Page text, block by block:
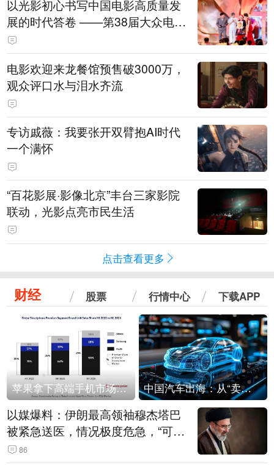
以光影初心书写中国电影高质量发
展的时代答卷 ——第38届大众电影
百花奖系列活动开幕晚会综述
电影欢迎来龙餐馆预售破3000万，
观众评口水与泪水齐流
专访戚薇：我要张开双臂抱AI时代
一个满怀
“百花影展·影像北京”丰台三家影院
联动，光影点亮市民生活
点击查看更多
财经 股票 行情中心 下载APP
苹果拿下高端手机市场65%的份额：iPhone 17系列功不可没 中国汽车出海：从“卖出去”到“走进去”
以媒爆料：伊朗最高领袖穆杰塔巴
被紧急送医，情况极度危急，“可能
随时会死去”
86